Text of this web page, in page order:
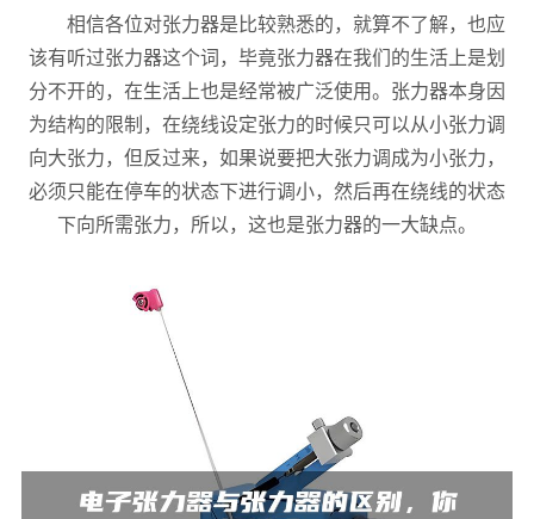
相信各位对张力器是比较熟悉的，就算不了解，也应
该有听过张力器这个词，毕竟张力器在我们的生活上是划
分不开的，在生活上也是经常被广泛使用。张力器本身因
为结构的限制，在绕线设定张力的时候只可以从小张力调
向大张力，但反过来，如果说要把大张力调成为小张力，
必须只能在停车的状态下进行调小，然后再在绕线的状态
下向所需张力，所以，这也是张力器的一大缺点。